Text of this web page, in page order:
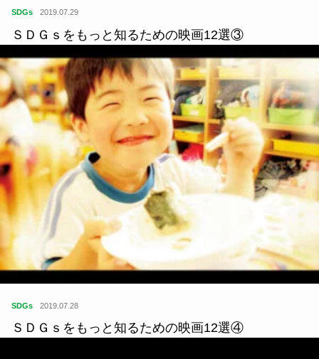
SDGs 2019.07.29
ＳＤＧｓをもっと知るための映画12選③
SDGs 2019.07.28
ＳＤＧｓをもっと知るための映画12選④